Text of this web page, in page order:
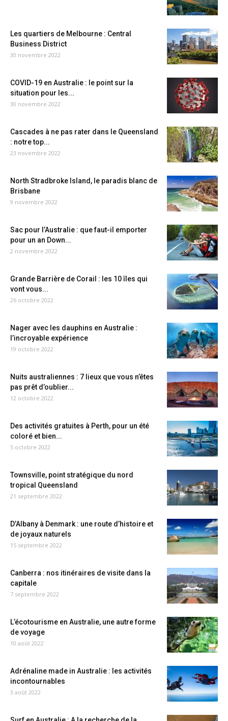
Les quartiers de Melbourne : Central
Business District
30 novembre 2022
COVID-19 en Australie : le point sur la
situation pour les...
30 novembre 2022
Cascades à ne pas rater dans le Queensland
: notre top...
23 novembre 2022
North Stradbroke Island, le paradis blanc de
Brisbane
9 novembre 2022
Sac pour l’Australie : que faut-il emporter
pour un an Down...
2 novembre 2022
Grande Barrière de Corail : les 10 îles qui
vont vous...
26 octobre 2022
Nager avec les dauphins en Australie :
l’incroyable expérience
19 octobre 2022
Nuits australiennes : 7 lieux que vous n’êtes
pas prêt d’oublier...
12 octobre 2022
Des activités gratuites à Perth, pour un été
coloré et bien...
5 octobre 2022
Townsville, point stratégique du nord
tropical Queensland
21 septembre 2022
D’Albany à Denmark : une route d’histoire et
de joyaux naturels
15 septembre 2022
Canberra : nos itinéraires de visite dans la
capitale
7 septembre 2022
L’écotourisme en Australie, une autre forme
de voyage
10 août 2022
Adrénaline made in Australie : les activités
incontournables
3 août 2022